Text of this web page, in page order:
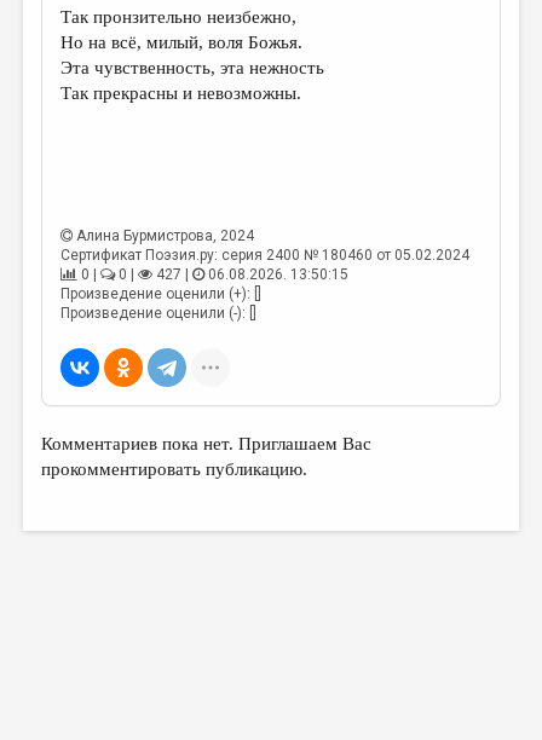
ОБЪЯВЛЕНИЯ
КОЛОНКА РЕДАКТОРА
ЭССЕИСТИКА
ЛИТЕРАТУРОВЕДЕНИЕ
ПУБЛИЦИСТИКА
ЦИКЛЫ ПУБЛИКАЦИЙ
Так пронзительно неизбежно,
Но на всё, милый, воля Божья.
Эта чувственность, эта нежность
Так прекрасны и невозможны.
Алина Бурмистрова, 2024
Сертификат Поэзия.ру: серия 2400 № 180460 от 05.02.2024
0 |
0 | 427 |
06.08.2026. 13:50:15
Произведение оценили (+): []
Произведение оценили (-): []
Комментариев пока нет. Приглашаем Вас
прокомментировать публикацию.